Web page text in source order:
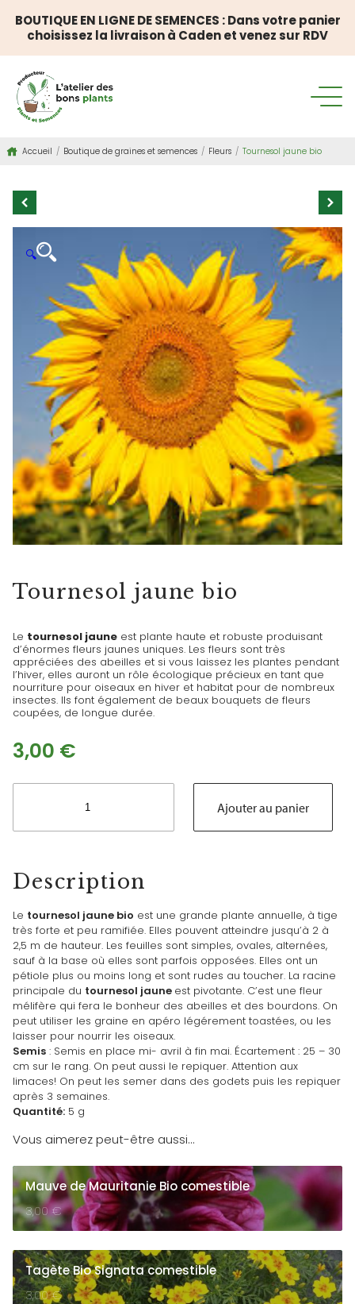
BOUTIQUE EN LIGNE DE SEMENCES : Dans votre panier
choisissez la livraison à Caden et venez sur RDV
Accueil / Boutique de graines et semences / Fleurs / Tournesol jaune bio
🔍
Tournesol jaune bio
Le tournesol jaune est plante haute et robuste produisant
d’énormes fleurs jaunes uniques. Les fleurs sont très
appréciées des abeilles et si vous laissez les plantes pendant
l’hiver, elles auront un rôle écologique précieux en tant que
nourriture pour oiseaux en hiver et habitat pour de nombreux
insectes. Ils font également de beaux bouquets de fleurs
coupées, de longue durée.
3,00 €
quantité
jaune
Ajouter au panier
Description
Le tournesol jaune bio est une grande plante annuelle, à tige
très forte et peu ramifiée. Elles pouvent atteindre jusqu’à 2 à
2,5 m de hauteur. Les feuilles sont simples, ovales, alternées,
sauf à la base où elles sont parfois opposées. Elles ont un
pétiole plus ou moins long et sont rudes au toucher. La racine
principale du tournesol jaune est pivotante. C’est une fleur
mélifère qui fera le bonheur des abeilles et des bourdons. On
peut utiliser les graine en apéro légérement toastées, ou les
laisser pour nourrir les oiseaux.
Semis : Semis en place mi- avril à fin mai. Écartement : 25 – 30
cm sur le rang. On peut aussi le repiquer. Attention aux
limaces! On peut les semer dans des godets puis les repiquer
après 3 semaines.
Quantité: 5 g
Vous aimerez peut-être aussi…
Mauve de Mauritanie Bio comestible
3,00€
Tagète Bio Signata comestible
3,00€